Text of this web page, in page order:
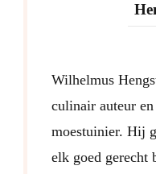
Wilhelmus
culinair auteur en
moestuinier. Hij
elk goed gerecht